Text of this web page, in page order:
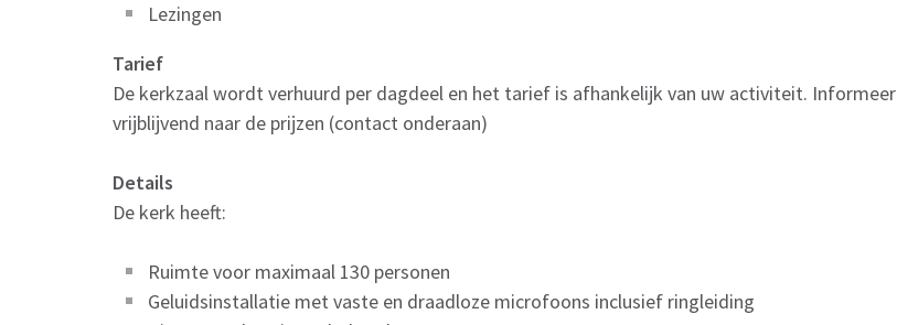
Lezingen
Tarief
De kerkzaal wordt verhuurd per dagdeel en het tarief is afhankelijk van uw activiteit. Informeer
vrijblijvend naar de prijzen (contact onderaan)
Details
De kerk heeft:
Ruimte voor maximaal 130 personen
Geluidsinstallatie met vaste en draadloze microfoons inclusief ringleiding